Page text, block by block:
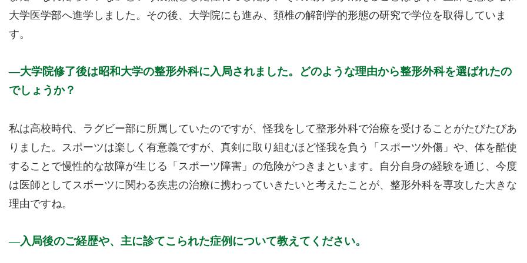
大学医学部へ進学しました。その後、大学院にも進み、頚椎の解剖学的形態の研究で学位を取得していま
す。
大学院修了後は昭和大学の整形外科に入局されました。どのような理由から整形外科を選ばれたの
でしょうか？
私は高校時代、ラグビー部に所属していたのですが、怪我をして整形外科で治療を受けることがたびたびあ
りました。スポーツは楽しく有意義ですが、真剣に取り組むほど怪我を負う「スポーツ外傷」や、体を酷使
することで慢性的な故障が生じる「スポーツ障害」の危険がつきまといます。自分自身の経験を通じ、今度
は医師としてスポーツに関わる疾患の治療に携わっていきたいと考えたことが、整形外科を専攻した大きな
理由ですね。
入局後のご経歴や、主に診てこられた症例について教えてください。